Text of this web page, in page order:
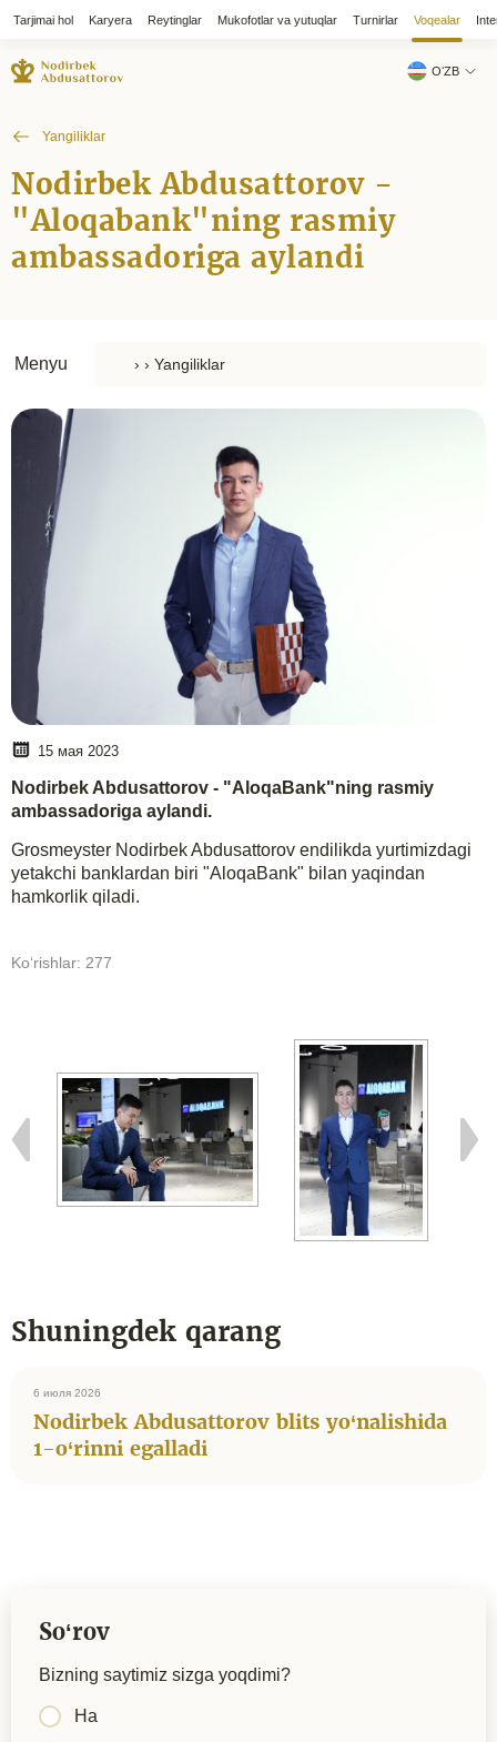
Tarjimai hol Karyera Reytinglar Mukofotlar va yutuqlar Turnirlar Voqealar
OʻZB
Yangiliklar
Nodirbek Abdusattorov -
"Aloqabank"ning rasmiy
ambassadoriga aylandi
Menyu
15 мая 2023
Nodirbek Abdusattorov - "AloqaBank"ning rasmiy
ambassadoriga aylandi.
Grosmeyster Nodirbek Abdusattorov endilikda yurtimizdagi
yetakchi banklardan biri "AloqaBank" bilan yaqindan
hamkorlik qiladi.
Koʻrishlar: 277
Shuningdek qarang
6 июля 2026
Nodirbek Abdusattorov blits yo‘nalishida
1-o‘rinni egalladi
Soʻrov
Bizning saytimiz sizga yoqdimi?
Ha